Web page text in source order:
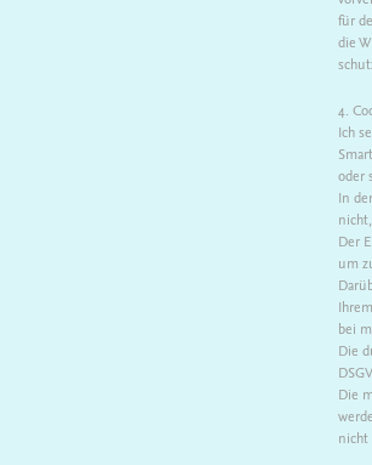
für
die
4.
Ich
oder
In
Der
um
bei
Die
Die